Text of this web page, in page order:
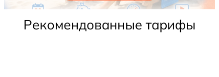
Рекомендованные тарифы